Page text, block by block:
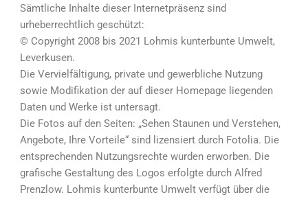
Sämtliche Inhalte dieser Internetpräsenz sind
urheberrechtlich geschützt:
© Copyright 2008 bis 2021 Lohmis kunterbunte Umwelt,
Leverkusen.
Die Vervielfältigung, private und gewerbliche Nutzung
sowie Modifikation der auf dieser Homepage liegenden
Daten und Werke ist untersagt.
Die Fotos auf den Seiten: „Sehen Staunen und Verstehen,
Angebote, Ihre Vorteile“ sind lizensiert durch Fotolia. Die
entsprechenden Nutzungsrechte wurden erworben. Die
grafische Gestaltung des Logos erfolgte durch Alfred
Prenzlow. Lohmis kunterbunte Umwelt verfügt über die